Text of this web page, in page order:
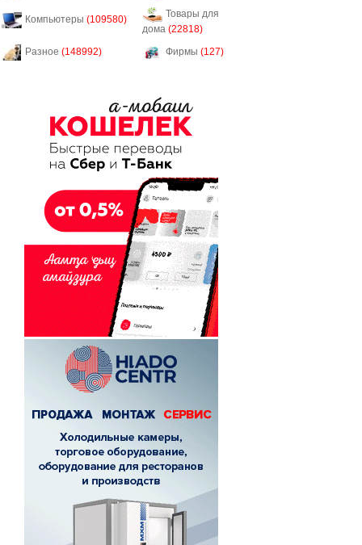
Компьютеры (109580)
Товары для
дома (22818)
Разное (148992) Фирмы (127)